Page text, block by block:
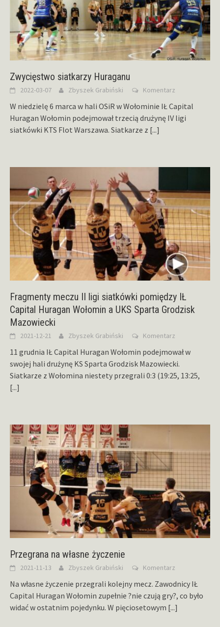
Zwycięstwo siatkarzy Huraganu
2022-03-07 Zbyszek Grabiński Komentarz
W niedzielę 6 marca w hali OSiR w Wołominie IŁ Capital
Huragan Wołomin podejmował trzecią drużynę IV ligi
siatkówki KTS Flot Warszawa. Siatkarze z [...]
Fragmenty meczu II ligi siatkówki pomiędzy IŁ
Capital Huragan Wołomin a UKS Sparta Grodzisk
Mazowiecki
2021-12-21 Zbyszek Grabiński Komentarz
11 grudnia IŁ Capital Huragan Wołomin podejmował w
swojej hali drużynę KS Sparta Grodzisk Mazowiecki.
Siatkarze z Wołomina niestety przegrali 0:3 (19:25, 13:25,
[...]
Przegrana na własne życzenie
2021-11-13 Zbyszek Grabiński Komentarz
Na własne życzenie przegrali kolejny mecz. Zawodnicy IŁ
Capital Huragan Wołomin zupełnie ?nie czują gry?, co było
widać w ostatnim pojedynku. W pięciosetowym [...]